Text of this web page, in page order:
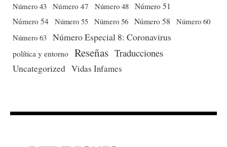
Número 43 Número 47 Número 48 Número 51
Número 54 Número 55 Número 56 Número 58
Número 60
Número 63 Número Especial 8: Coronavirus
política y entorno Reseñas Traducciones
Uncategorized Vidas Infames